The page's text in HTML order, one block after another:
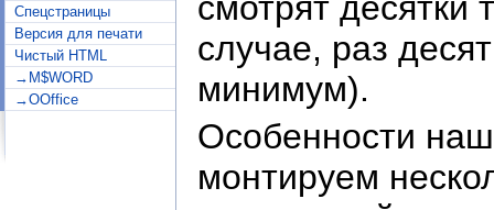
Спецстраницы
Версия для печати
Чистый HTML
→M$WORD
→OOffice
случае, раз
минимум).
Особенности
монтируем